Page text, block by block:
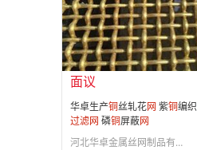
成立日期：2014-11-24
供应产品：199 条
面议
华卓生产铜丝轧花网 紫铜编织
过滤网 磷铜屏蔽网
河北华卓金属丝网制品有限公司